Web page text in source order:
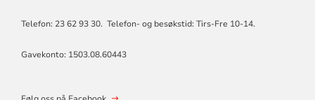
Telefon: 23 62 93 30. Telefon- og besøkstid: Tirs-Fre 10-14.
Gavekonto: 1503.08.60443